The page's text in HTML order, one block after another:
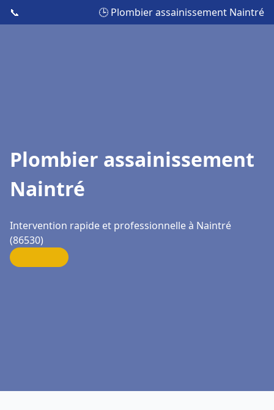
📞 🕒 Plombier assainissement Naintré
Plombier assainissement
Naintré
Intervention rapide et professionnelle à Naintré
(86530)